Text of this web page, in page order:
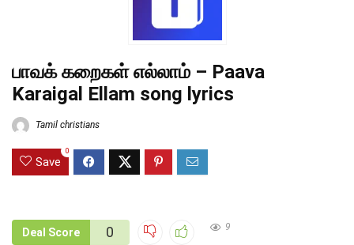
பாவக் கறைகள் எல்லாம் – Paava
Karaigal Ellam song lyrics
Tamil christians
Save
0
Deal Score 0 9